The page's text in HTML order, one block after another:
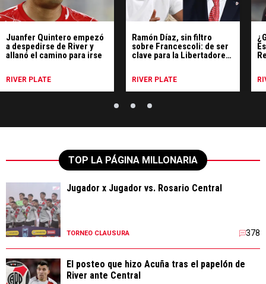
Juanfer Quintero empezó
a despedirse de River y
allanó el camino para irse
RIVER PLATE
Ramón Díaz, sin filtro
sobre Francescoli: de ser
clave para la Libertadores
RIVER PLATE
TOP LA PÁGINA MILLONARIA
Jugador x Jugador vs. Rosario Central
TORNEO CLAUSURA 378
El posteo que hizo Acuña tras el papelón de
River ante Central